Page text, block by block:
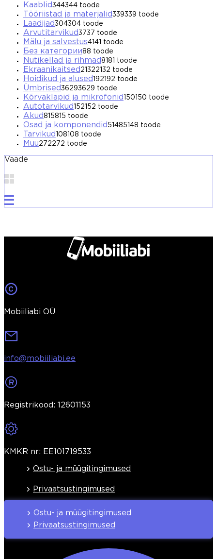
Kaablid344344 toode
Tööriistad ja materjalid339339 toode
Laadijad304304 toode
Arvutitarvikud3737 toode
Mälu ja salvestus41 41 toode
Без категории88 toode
Nutikellad ja rihmad 81 81 toode
Ekraanikaitsed 21322132 toode
Hoidikud ja alused 192 192 toode
Ümbrised36293629 toode
Kõrvaklapid ja mikrofonid 150 150 toode
Autotarvikud 152 152 toode
Akud 815815 toode
Osad ja komponendid 51485148 toode
Tarvikud 108 108 toode
Muu272272 toode
Vaade
Mobiiliabi OÜ
info@mobiiliabi.ee
Registrikood: 12601153
KMKR nr: EE101719533
Ostu- ja müügitingimused
Privaatsustingimused
Ostu- ja müügitingimused
Privaatsustingimused